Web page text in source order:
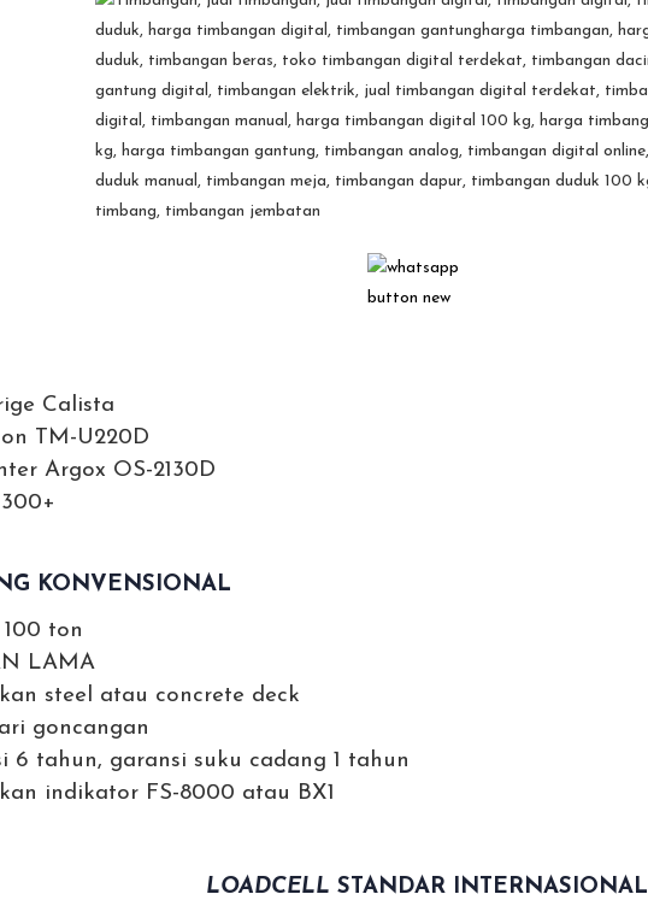
Calista
TM-U220D
Argox OS-2130D
KONVENSIONAL
ton
LAMA
steel atau concrete deck
goncangan
6 tahun, garansi suku cadang 1 tahun
indikator FS-8000 atau BX1
LOADCELL STANDAR INTERNASIONAL